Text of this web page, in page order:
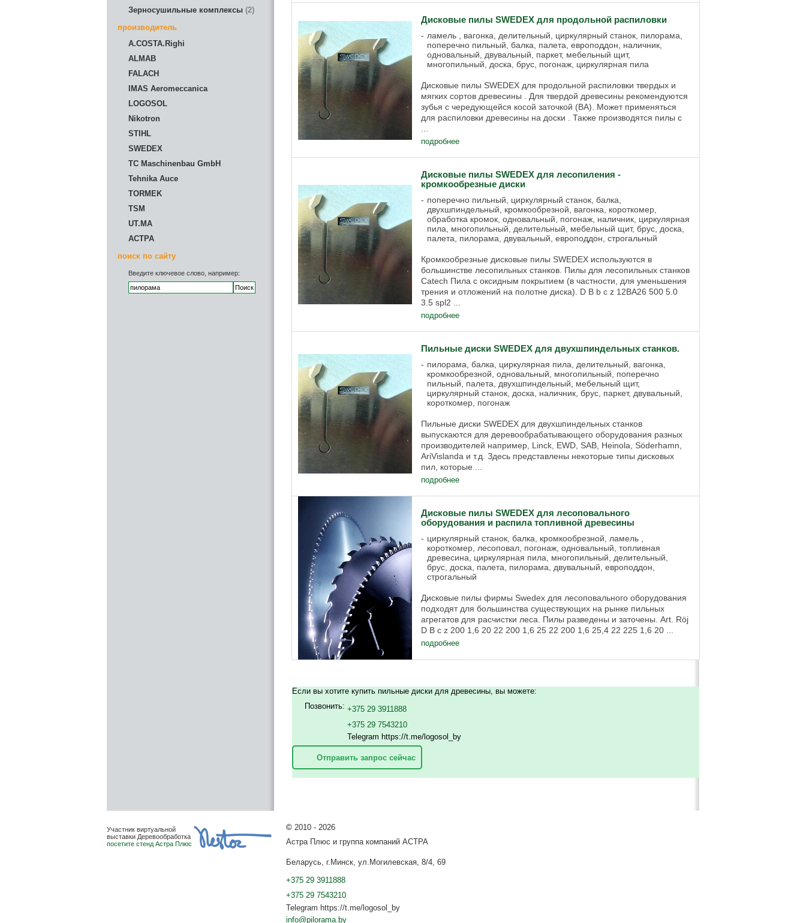
Зерносушильные комплексы 2
производитель
A.COSTA.Righi
ALMAB
FALACH
IMAS Aeromeccanica
LOGOSOL
Nikotron
STIHL
SWEDEX
TC Maschinenbau GmbH
Tehnika Auce
TORMEK
TSM
UT.MA
АСТРА
поиск по сайту
Введите ключевое слово, например:
Дисковые пилы SWEDEX для продольной распиловки
ламель , вагонка, делительный, циркулярный станок, пилорама,
поперечно пильный, балка, палета, европоддон, наличник,
одновальный, двувальный, паркет, мебельный щит,
многопильный, доска, брус, погонаж, циркулярная пила
Дисковые пилы SWEDEX для продольной распиловки твердых и
мягких сортов древесины . Для твердой древесины рекомендуются
зубья с чередующейся косой заточкой (ВА). Может применяться
для распиловки древесины на доски . Также производятся пилы с
подробнее
Дисковые пилы SWEDEX для лесопиления -
кромкообрезные диски
поперечно пильный, циркулярный станок, балка,
двухшпиндельный, кромкообрезной, вагонка, короткомер,
обработка кромок, одновальный, погонаж, наличник, циркулярная
пила, многопильный, делительный, мебельный щит, брус, доска,
палета, пилорама, двувальный, европоддон, строгальный
Кромкообрезные дисковые пилы SWEDEX используются в
большинстве лесопильных станков. Пилы для лесопильных станков
Catech Пила с оксидным покрытием (в частности, для уменьшения
трения и отложений на полотне диска). D B b c z 12BA26 500 5.0
3.5 spl2 ...
подробнее
Пильные диски SWEDEX для двухшпиндельных станков.
пилорама, балка, циркулярная пила, делительный, вагонка,
кромкообрезной, одновальный, многопильный, поперечно
пильный, палета, двухшпиндельный, мебельный щит,
циркулярный станок, доска, наличник, брус, паркет, двувальный,
короткомер, погонаж
Пильные диски SWEDEX для двухшпиндельных станков
выпускаются для деревообрабатывающего оборудования разных
производителей например, Linck, EWD, SAB, Heinola, Söderhamn,
AriVislanda и т.д. Здесь представлены некоторые типы дисковых
пил, которые ...
подробнее
Дисковые пилы SWEDEX для лесоповального
оборудования и распила топливной древесины
циркулярный станок, балка, кромкообрезной, ламель ,
короткомер, лесоповал, погонаж, одновальный, топливная
древесина, циркулярная пила, многопильный, делительный,
брус, доска, палета, пилорама, двувальный, европоддон,
строгальный
Дисковые пилы фирмы Swedex для лесоповального оборудования
подходят для большинства существующих на рынке пильных
агрегатов для расчистки леса. Пилы разведены и заточены. Art. Röj
D B с z 200 1,6 20 22 200 1,6 25 22 200 1,6 25,4 22 225 1,6 20 ...
подробнее
Если вы хотите купить пильные диски для древесины, вы можете:
Позвонить: +375 29 3911888
+375 29 7543210
Telegram https://t.me/logosol_by
Отправить запрос сейчас
Участник виртуальной
выставки Деревообработка
посетите стенд Астра Плюс
© 2010 - 2026
Астра Плюс и группа компаний АСТРА
Беларусь, г.Минск, ул.Могилевская, 8/4, 69
+375 29 3911888
+375 29 7543210
Telegram https://t.me/logosol_by
info@pilorama.by